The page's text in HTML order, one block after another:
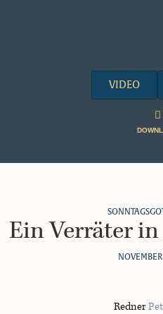
VIDEO
Ein Verräter
Redner